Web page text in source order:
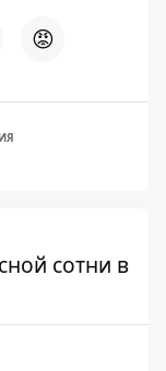
😡
сотни в